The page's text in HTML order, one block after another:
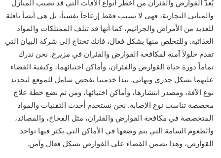
يُعدّ القوارض والفئران من أخطر أنواع الآفات التي قد تصيب المنازل
والمباني التجارية، فهي لا تسبب فقط إزعاجاً نفسياً، بل هي أيضاً ناقلة
للعديد من الأمراض والجراثيم، كما أنها قد تتلف الممتلكات والمواد
الغذائية. وللتخلص منها بشكل فعال، فإنك تحتاج إلى شركة البيان التي
تقدم حلولاً آمنة لمكافحة القوارض والفئران في مزيرع. نحن ندرك
تماماً دورة حياة القوارض والفئران، وأماكن اختبائهما، وكيفية القضاء
عليهما بشكل جذري ونهائي. تبدأ خدمتنا بفحص شامل للموقع لتحديد
نوع الآفة، ومصدر انتشارها، وأماكن اختبائها، ومن ثم نضع خطة علاج
مخصصة تناسب نوع الإصابة. نحن نستخدم أحدث التقنيات والمواد
المتخصصة في مكافحة القوارض والفئران، مثل الفخاخ، والمصائد،
والطعوم السامة التي يتم وضعها في الأماكن التي يكثر فيها تواجد
القوارض، وهذا يضمن القضاء على القوارض بشكل فعال وآمن.